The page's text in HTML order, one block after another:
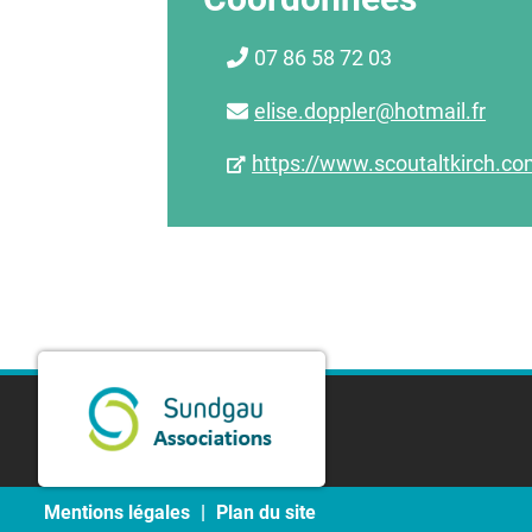
07 86 58 72 03
elise.doppler@hotmail.fr
https://
Mentions légales Plan du site